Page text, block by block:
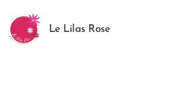
Le Lilas Rose